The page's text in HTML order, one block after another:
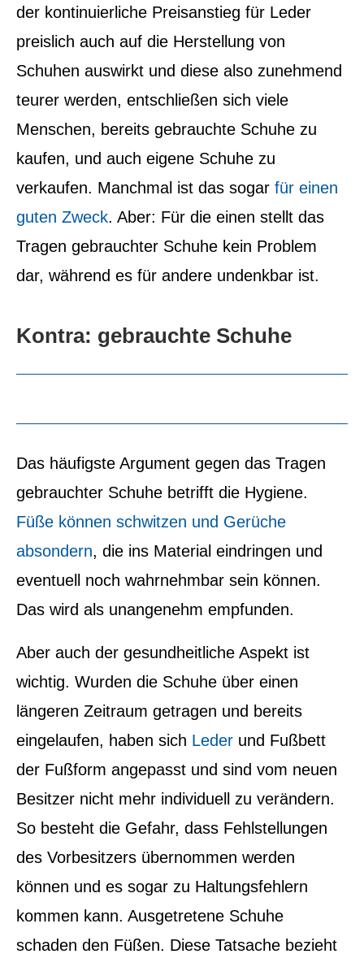
der kontinuierliche Preisanstieg für Leder
preislich auch auf die Herstellung von
Schuhen auswirkt und diese also zunehmend
teurer werden, entschließen sich viele
Menschen, bereits gebrauchte Schuhe zu
kaufen, und auch eigene Schuhe zu
verkaufen. Manchmal ist das sogar für einen
guten Zweck. Aber: Für die einen stellt das
Tragen gebrauchter Schuhe kein Problem
dar, während es für andere undenkbar ist.
Kontra: gebrauchte Schuhe
Das häufigste Argument gegen das Tragen
gebrauchter Schuhe betrifft die Hygiene.
Füße können schwitzen und Gerüche
absondern, die ins Material eindringen und
eventuell noch wahrnehmbar sein können.
Das wird als unangenehm empfunden.
Aber auch der gesundheitliche Aspekt ist
wichtig. Wurden die Schuhe über einen
längeren Zeitraum getragen und bereits
eingelaufen, haben sich Leder und Fußbett
der Fußform angepasst und sind vom neuen
Besitzer nicht mehr individuell zu verändern.
So besteht die Gefahr, dass Fehlstellungen
des Vorbesitzers übernommen werden
können und es sogar zu Haltungsfehlern
kommen kann. Ausgetretene Schuhe
schaden den Füßen. Diese Tatsache bezieht